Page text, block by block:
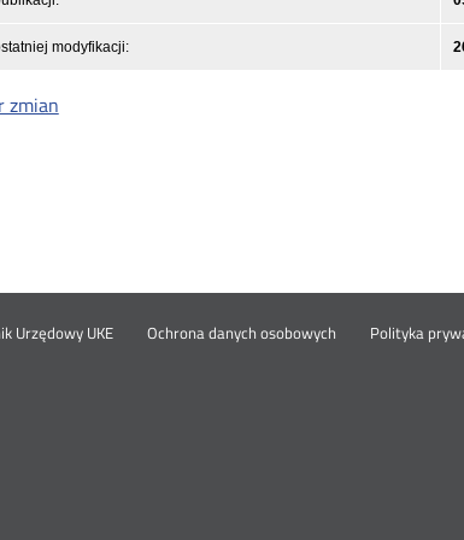
modyfikacji:
zmian
Urzędowy UKE Otwórz
Ochrona danych osobowych Polityka